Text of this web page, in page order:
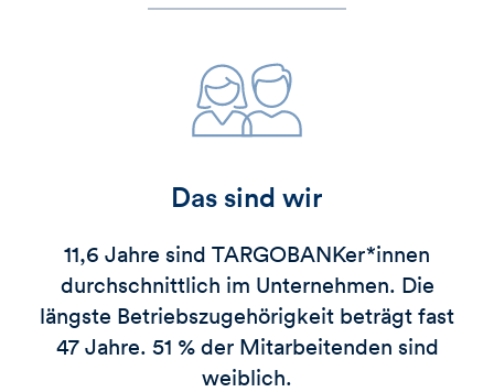
Das sind wir
11,6 Jahre sind TARGOBANKer*innen
durchschnittlich im Unternehmen. Die
längste Betriebszugehörigkeit beträgt fast
47 Jahre. 51 % der Mitarbeitenden sind
weiblich.